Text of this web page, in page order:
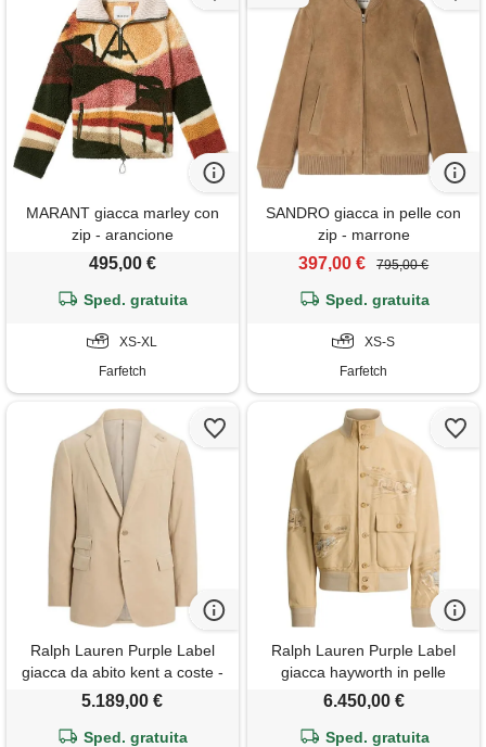
MARANT giacca marley con
zip - arancione
495,00 €
Sped. gratuita
XS-XL
Farfetch
SANDRO giacca in pelle con
zip - marrone
397,00 € 795,00 €
Sped. gratuita
XS-S
Farfetch
Ralph Lauren Purple Label
giacca da abito kent a coste -
toni neutri
5.189,00 €
Sped. gratuita
Ralph Lauren Purple Label
giacca hayworth in pelle
scamosciata - toni neutri
6.450,00 €
Sped. gratuita